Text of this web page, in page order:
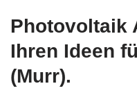
Photovoltaik
Ihren Ideen
(Murr).